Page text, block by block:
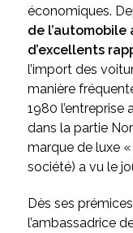
économiques.
de
d’excellents
l’import des
manière
1980 l’entreprise
dans la partie
marque de luxe
société) a vu le
Dès ses
l’ambassadrice